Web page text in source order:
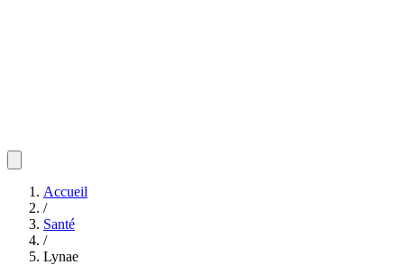
Accueil
/
Santé
/
Lynae